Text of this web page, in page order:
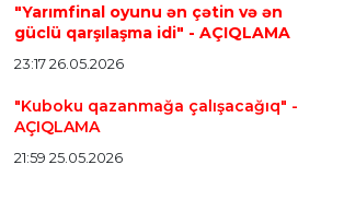
verməlidir"
"Yarımfinal oyunu ən çətin və ən
güclü qarşılaşma idi" - AÇIQLAMA
23:17 26.05.2026
"Kuboku qazanmağa çalışacağıq" -
AÇIQLAMA
21:59 25.05.2026